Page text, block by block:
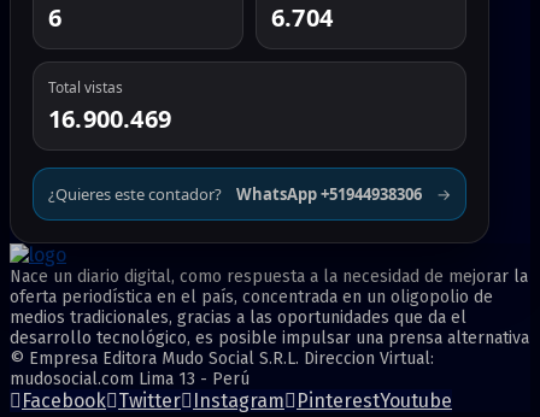
6 6.704
Total vistas
16.900.469
¿Quieres este contador? WhatsApp +51944938306 →
Nace un diario digital, como respuesta a la necesidad de mejorar la
oferta periodística en el país, concentrada en un oligopolio de
medios tradicionales, gracias a las oportunidades que da el
desarrollo tecnológico, es posible impulsar una prensa alternativa
© Empresa Editora Mudo Social S.R.L. Direccion Virtual:
mudosocial.com Lima 13 - Perú
Facebook Twitter Instagram PinterestYoutube